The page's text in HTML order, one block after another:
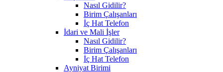
Nasıl Gidilir?
Birim Çalışanları
İç Hat Telefon
İdari ve Mali İşler
Nasıl Gidilir?
Birim Çalışanları
İç Hat Telefon
Ayniyat Birimi